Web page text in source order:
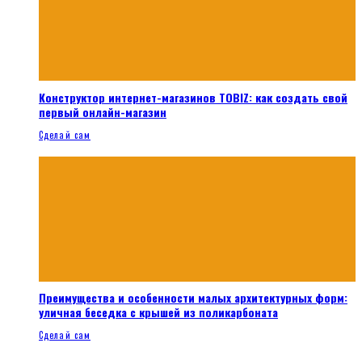
Конструктор интернет-магазинов TOBIZ: как создать свой
первый онлайн-магазин
Сделай сам
Преимущества и особенности малых архитектурных форм:
уличная беседка с крышей из поликарбоната
Сделай сам